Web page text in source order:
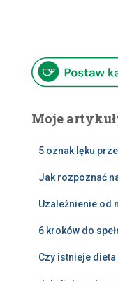
Moje
5 oznak lęku
Jak rozpoznać
Uzależnienie od
6 kroków do
Czy istnieje dieta